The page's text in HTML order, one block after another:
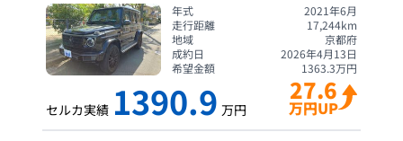
年式
2021年6月
走行距離
17,244km
地域
京都府
成約日
2026年4月13日
希望金額
1363.3万円
セルカ実績 1390.9 万円
27.6
万円UP